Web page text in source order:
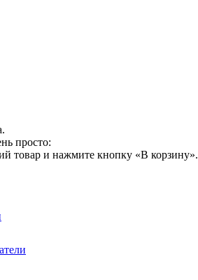
просто:
товар и нажмите кнопку «В корзину».